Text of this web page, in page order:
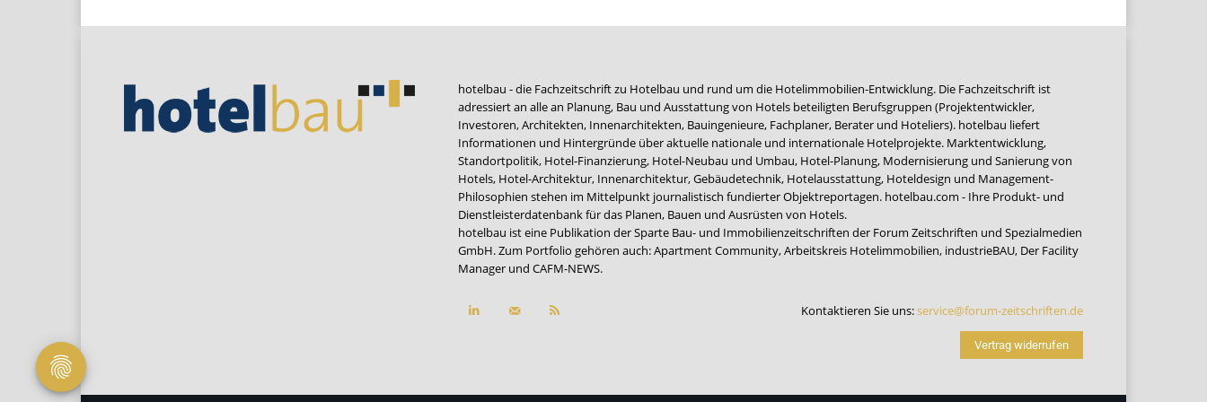
hotelbau - die Fachzeitschrift zu Hotelbau und rund um die Hotelimmobilien-Entwicklung. Die Fachzeitschrift ist
adressiert an alle an Planung, Bau und Ausstattung von Hotels beteiligten Berufsgruppen (Projektentwickler,
Investoren, Architekten, Innenarchitekten, Bauingenieure, Fachplaner, Berater und Hoteliers). hotelbau liefert
Informationen und Hintergründe über aktuelle nationale und internationale Hotelprojekte. Marktentwicklung,
Standortpolitik, Hotel-Finanzierung, Hotel-Neubau und Umbau, Hotel-Planung, Modernisierung und Sanierung von
Hotels, Hotel-Architektur, Innenarchitektur, Gebäudetechnik, Hotelausstattung, Hoteldesign und Management-
Philosophien stehen im Mittelpunkt journalistisch fundierter Objektreportagen. hotelbau.com - Ihre Produkt- und
Dienstleisterdatenbank für das Planen, Bauen und Ausrüsten von Hotels.
hotelbau ist eine Publikation der Sparte Bau- und Immobilienzeitschriften der Forum Zeitschriften und Spezialmedien
GmbH. Zum Portfolio gehören auch:Apartment Community,Arbeitskreis Hotelimmobilien, industrieBAU, Der Facility
Manager und CAFM-NEWS.
Kontaktieren Sie uns:service@forum-zeitschriften.de
Vertrag widerrufen